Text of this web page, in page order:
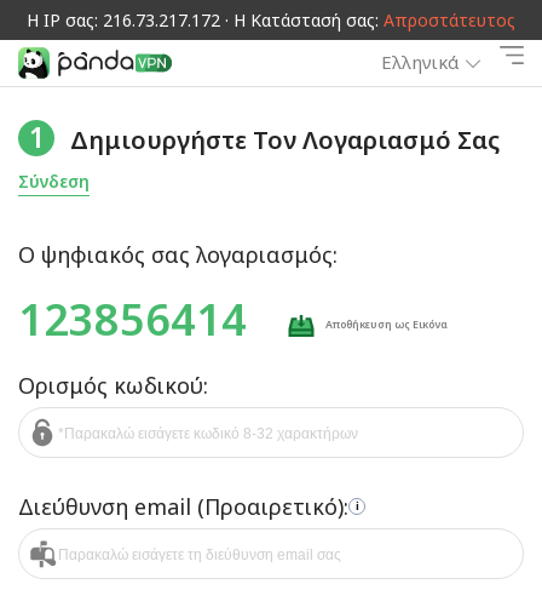
Η IP σας: 216.73.217.172 · Η Κατάστασή σας: Απροστάτευτος
Ελληνικά
1 Δημιουργήστε Τον Λογαριασμό Σας
Σύνδεση
Ο ψηφιακός σας λογαριασμός:
123856414 Αποθήκευση ως Εικόνα
Ορισμός κωδικού:
Διεύθυνση email (Προαιρετικό): i